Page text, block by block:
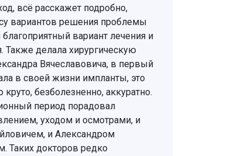
всё расскажет подробно,
вариантов решения проблемы
вариант лечения и
Также делала хирургическую
Вячеславовича, в первый
в своей жизни импланты, это
безболезненно, аккуратно.
период порадовал
уходом и осмотрами, и
и Александром
Таких докторов редко